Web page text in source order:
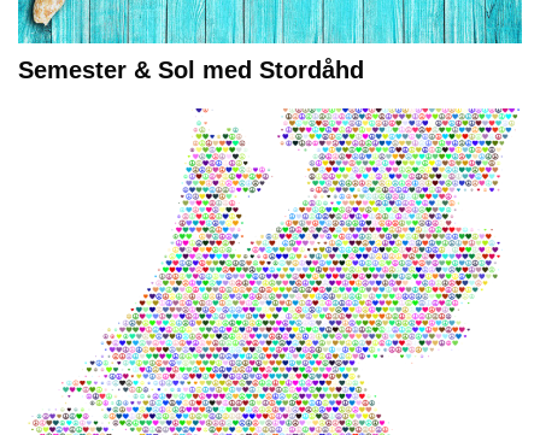
Semester & Sol med Stordåhd